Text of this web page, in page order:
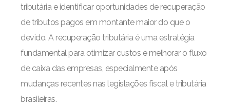
tributária e identificar oportunidades de recuperação
de tributos pagos em montante maior do que o
devido. A recuperação tributária é uma estratégia
fundamental para otimizar custos e melhorar o fluxo
de caixa das empresas, especialmente após
mudanças recentes nas legislações fiscal e tributária
brasileiras.